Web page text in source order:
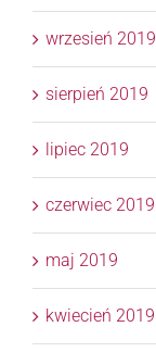
wrzesień 2019
sierpień 2019
lipiec 2019
czerwiec 2019
maj 2019
kwiecień 2019